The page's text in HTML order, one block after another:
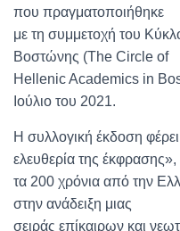
που πραγματοποιήθηκε
με τη συμμετοχή του
Βοστώνης (The Circle of
Hellenic Academics in
Ιούλιο του 2021.
Η συλλογική έκδοση
ελευθερία της έκφρασης»,
τα 200 χρόνια από την
στην ανάδειξη μιας
σειράς επίκαιρων και